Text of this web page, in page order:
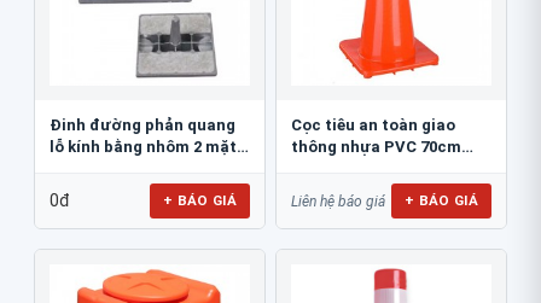
Đinh đường phản quang
lỗ kính bằng nhôm 2 mặt
0đ + BÁO GIÁ
Cọc tiêu an toàn giao
thông nhựa PVC 70cm
Liên hệ báo giá + BÁO GIÁ